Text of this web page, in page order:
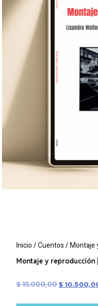
Inicio/Cuentos/ Montaje
Montaje y
$15.000,00 $